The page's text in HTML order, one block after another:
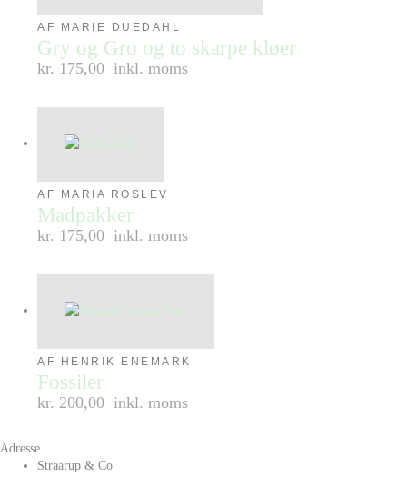
AF MARIE DUEDAHL
Gry og Gro og to skarpe kløer
kr. 175,00 inkl. moms
AF MARIA ROSLEV
Madpakker
kr. 175,00 inkl. moms
AF HENRIK ENEMARK
Fossiler
kr. 200,00 inkl. moms
Adresse
Straarup & Co